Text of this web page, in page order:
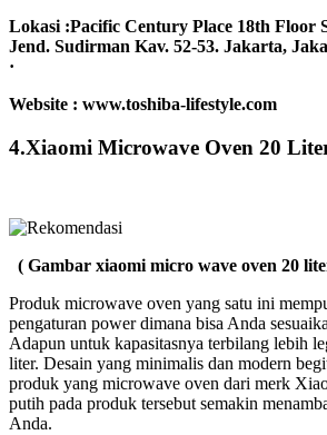
Lokasi :Pacific Century Place 18th Floor
Jend. Sudirman Kav. 52-53. Jakarta,
·
Website : www.toshiba-lifestyle.com
4.Xiaomi Microwave Oven 20
( Gambar xiaomi micro wave oven 20
Produk microwave oven yang satu ini
pengaturan power dimana bisa Anda
Adapun untuk kapasitasnya terbilang lebih
liter. Desain yang minimalis dan modern
produk yang microwave oven dari merk
putih pada produk tersebut semakin
Anda.